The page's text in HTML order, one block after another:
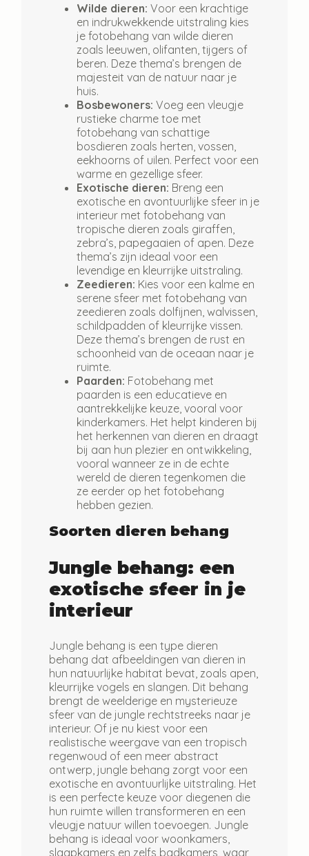
Wilde dieren: Voor een krachtige
en indrukwekkende uitstraling kies
je fotobehang van wilde dieren
zoals leeuwen, olifanten, tijgers of
beren. Deze thema’s brengen de
majesteit van de natuur naar je
huis.
Bosbewoners: Voeg een vleugje
rustieke charme toe met
fotobehang van schattige
bosdieren zoals herten, vossen,
eekhoorns of uilen. Perfect voor een
warme en gezellige sfeer.
Exotische dieren: Breng een
exotische en avontuurlijke sfeer in je
interieur met fotobehang van
tropische dieren zoals giraffen,
zebra’s, papegaaien of apen. Deze
thema’s zijn ideaal voor een
levendige en kleurrijke uitstraling.
Zeedieren: Kies voor een kalme en
serene sfeer met fotobehang van
zeedieren zoals dolfijnen, walvissen,
schildpadden of kleurrijke vissen.
Deze thema’s brengen de rust en
schoonheid van de oceaan naar je
ruimte.
Paarden: Fotobehang met
paarden is een educatieve en
aantrekkelijke keuze, vooral voor
kinderkamers. Het helpt kinderen bij
het herkennen van dieren en draagt
bij aan hun plezier en ontwikkeling,
vooral wanneer ze in de echte
wereld de dieren tegenkomen die
ze eerder op het fotobehang
hebben gezien.
Soorten dieren behang
Jungle behang: een
exotische sfeer in je
interieur
Jungle behang is een type dieren
behang dat afbeeldingen van dieren in
hun natuurlijke habitat bevat, zoals apen,
kleurrijke vogels en slangen. Dit behang
brengt de weelderige en mysterieuze
sfeer van de jungle rechtstreeks naar je
interieur. Of je nu kiest voor een
realistische weergave van een tropisch
regenwoud of een meer abstract
ontwerp, jungle behang zorgt voor een
exotische en avontuurlijke uitstraling. Het
is een perfecte keuze voor diegenen die
hun ruimte willen transformeren en een
vleugje natuur willen toevoegen. Jungle
behang is ideaal voor woonkamers,
slaapkamers en zelfs badkamers, waar